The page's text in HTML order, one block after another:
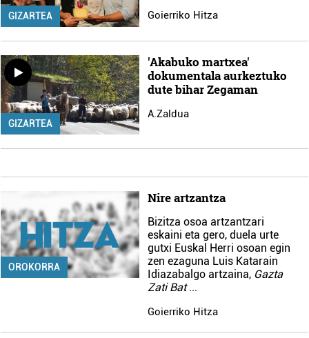
GIZARTEA Goierriko Hitza
GIZARTEA
'Akabuko martxea'
dokumentala aurkeztuko
dute bihar Zegaman
A.Zaldua
OROKORRA
Nire artzantza
Bizitza osoa artzantzari
eskaini eta gero, duela urte
gutxi Euskal Herri osoan egin
zen ezaguna Luis Katarain
Idiazabalgo artzaina, Gazta
Zati Bat ...
Goierriko Hitza